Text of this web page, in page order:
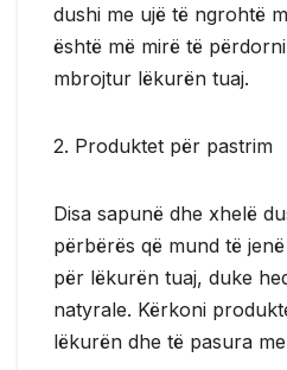
dushi me ujë të ngrohtë
është më mirë të
mbrojtur lëkurën tuaj.
2. Produktet për pastrim
Disa sapunë dhe xhelë
përbërës që mund të
për lëkurën tuaj, duke
natyrale. Kërkoni
lëkurën dhe të pasura